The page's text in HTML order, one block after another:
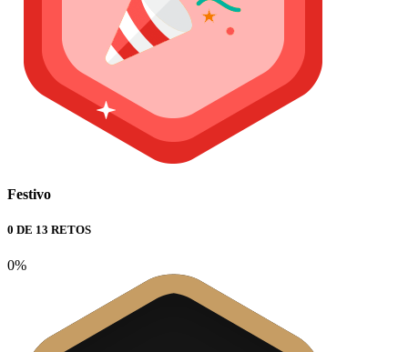
Festivo
0 DE 13 RETOS
0%